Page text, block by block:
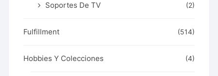
Soportes De TV (2)
Fulfillment (514)
Hobbies Y Colecciones (4)